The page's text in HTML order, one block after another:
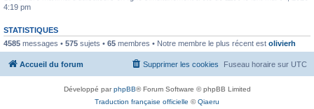
4:19 pm
STATISTIQUES
4585 messages • 575 sujets • 65 membres • Notre membre le plus récent est olivierh
Accueil du forum Fuseau horaire sur UTC
Supprimer les cookies
Développé parphpBB® Forum Software © phpBB Limited
Traduction française officielle ©Qiaeru